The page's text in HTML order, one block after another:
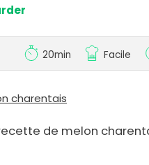
20min Facile
charentais
de melon